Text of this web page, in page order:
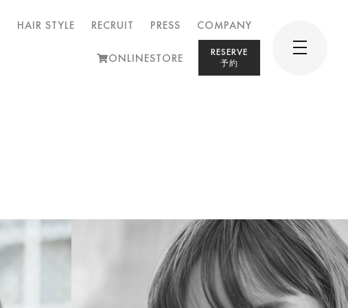
HAIR STYLE RECRUIT PRESS COMPANY
ONLINESTORE
RESERVE
予約